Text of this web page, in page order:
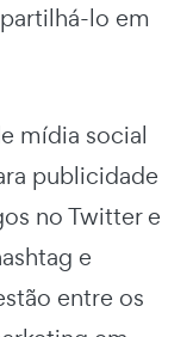
lo em
mídia social
publicidade
no Twitter e
e
entre os